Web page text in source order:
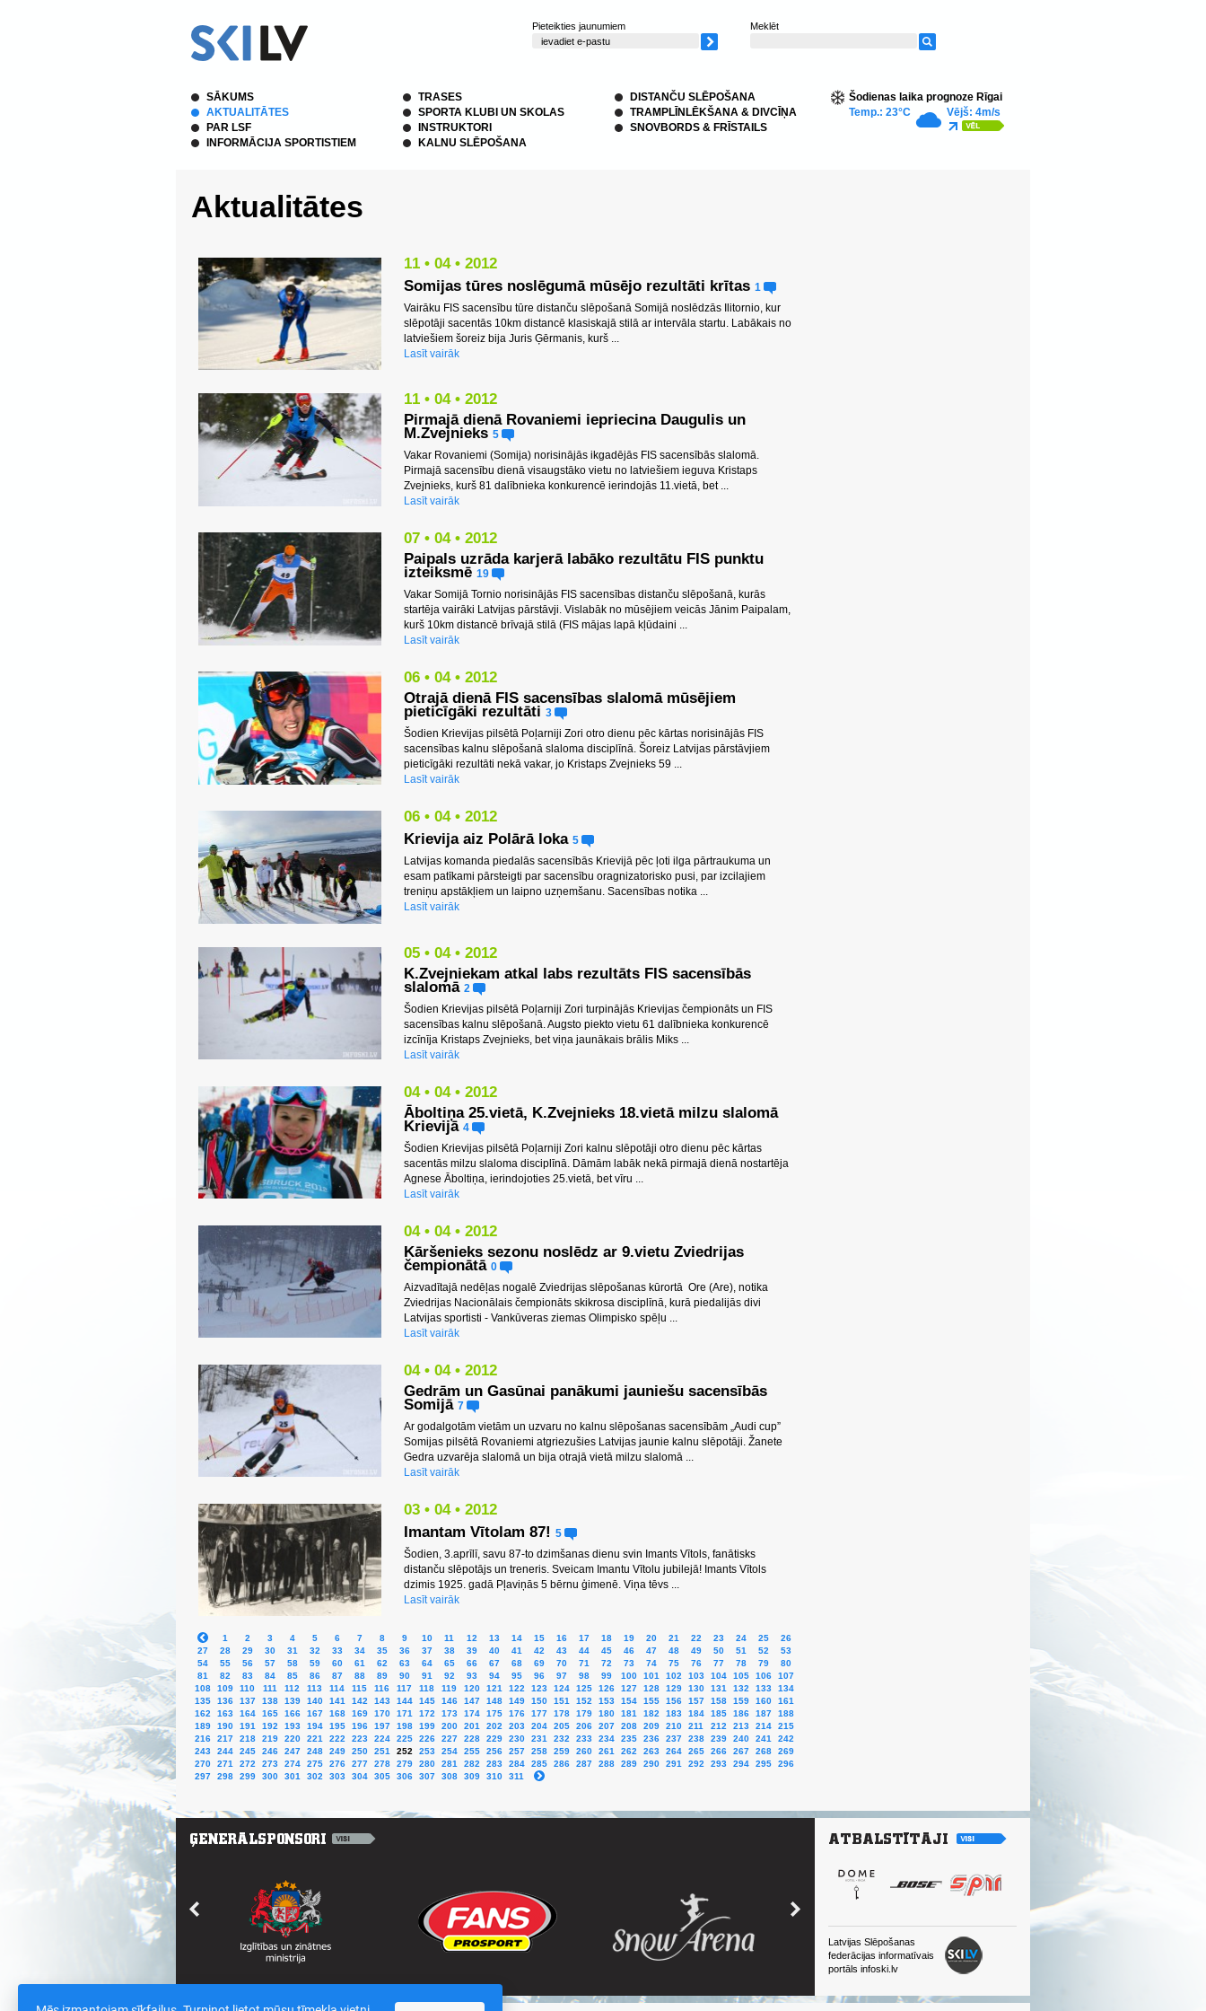
Pieteikties jaunumiem Meklēt
SĀKUMS
AKTUALITĀTES
PAR LSF
INFORMĀCIJA SPORTISTIEM
TRASES
SPORTA KLUBI UN SKOLAS
INSTRUKTORI
KALNU SLĒPOŠANA
DISTANČU SLĒPOŠANA
TRAMPLĪNLĒKŠANA & DIVCĪŅA
SNOVBORDS & FRĪSTAILS
Šodienas laika prognoze Rīgai
Temp.: 23°C
Vējš: 4m/s
Aktualitātes
11 • 04 • 2012
Somijas tūres noslēgumā mūsējo rezultāti krītas 1
Vairāku FIS sacensību tūre distanču slēpošanā Somijā noslēdzās Ilitornio, kur
slēpotāji sacentās 10km distancē klasiskajā stilā ar intervāla startu. Labākais no
latviešiem šoreiz bija Juris Ģērmanis, kurš ...
Lasīt vairāk
11 • 04 • 2012
Pirmajā dienā Rovaniemi iepriecina Daugulis un
M.Zvejnieks 5
Vakar Rovaniemi (Somija) norisinājās ikgadējās FIS sacensībās slalomā.
Pirmajā sacensību dienā visaugstāko vietu no latviešiem ieguva Kristaps
Zvejnieks, kurš 81 dalībnieka konkurencē ierindojās 11.vietā, bet ...
Lasīt vairāk
07 • 04 • 2012
Paipals uzrāda karjerā labāko rezultātu FIS punktu
izteiksmē 19
Vakar Somijā Tornio norisinājās FIS sacensības distanču slēpošanā, kurās
startēja vairāki Latvijas pārstāvji. Vislabāk no mūsējiem veicās Jānim Paipalam,
kurš 10km distancē brīvajā stilā (FIS mājas lapā kļūdaini ...
Lasīt vairāk
06 • 04 • 2012
Otrajā dienā FIS sacensības slalomā mūsējiem
pieticīgāki rezultāti 3
Šodien Krievijas pilsētā Poļarniji Zori otro dienu pēc kārtas norisinājās FIS
sacensības kalnu slēpošanā slaloma disciplīnā. Šoreiz Latvijas pārstāvjiem
pieticīgāki rezultāti nekā vakar, jo Kristaps Zvejnieks 59 ...
Lasīt vairāk
06 • 04 • 2012
Krievija aiz Polārā loka 5
Latvijas komanda piedalās sacensībās Krievijā pēc ļoti ilga pārtraukuma un
esam patīkami pārsteigti par sacensību oragnizatorisko pusi, par izcilajiem
treniņu apstākļiem un laipno uzņemšanu. Sacensības notika ...
Lasīt vairāk
05 • 04 • 2012
K.Zvejniekam atkal labs rezultāts FIS sacensībās
slalomā 2
Šodien Krievijas pilsētā Poļarniji Zori turpinājās Krievijas čempionāts un FIS
sacensības kalnu slēpošanā. Augsto piekto vietu 61 dalībnieka konkurencē
izcīnīja Kristaps Zvejnieks, bet viņa jaunākais brālis Miks ...
Lasīt vairāk
04 • 04 • 2012
Āboltiņa 25.vietā, K.Zvejnieks 18.vietā milzu slalomā
Krievijā 4
Šodien Krievijas pilsētā Poļarniji Zori kalnu slēpotāji otro dienu pēc kārtas
sacentās milzu slaloma disciplīnā. Dāmām labāk nekā pirmajā dienā nostartēja
Agnese Āboltiņa, ierindojoties 25.vietā, bet vīru ...
Lasīt vairāk
04 • 04 • 2012
Kāršenieks sezonu noslēdz ar 9.vietu Zviedrijas
čempionātā 0
Aizvadītajā nedēļas nogalē Zviedrijas slēpošanas kūrortā Ore (Are), notika
Zviedrijas Nacionālais čempionāts skikrosa disciplīnā, kurā piedalijās divi
Latvijas sportisti - Vankūveras ziemas Olimpisko spēļu ...
Lasīt vairāk
04 • 04 • 2012
Gedrām un Gasūnai panākumi jauniešu sacensībās
Somijā 7
Ar godalgotām vietām un uzvaru no kalnu slēpošanas sacensībām „Audi cup”
Somijas pilsētā Rovaniemi atgriezušies Latvijas jaunie kalnu slēpotāji. Žanete
Gedra uzvarēja slalomā un bija otrajā vietā milzu slalomā ...
Lasīt vairāk
03 • 04 • 2012
Imantam Vītolam 87! 5
Šodien, 3.aprīlī, savu 87-to dzimšanas dienu svin Imants Vītols, fanātisks
distanču slēpotājs un treneris. Sveicam Imantu Vītolu jubilejā! Imants Vītols
dzimis 1925. gadā Pļaviņās 5 bērnu ģimenē. Viņa tēvs ...
Lasīt vairāk
1 2 3 4 5 6 7 8 9 10 11 12 13 14 15 16 17 18 19 20 21 22 23 24 25
26
27
28 29 30 31 32 33 34 35 36 37 38 39 40 41 42 43 44 45 46 47 48 49 50 51 52
53
54
55 56 57 58 59 60 61 62 63 64 65 66 67 68 69 70 71 72 73 74 75 76 77 78 79
80
81
82 83 84 85 86 87 88 89 90 91 92 93 94 95 96 97 98 99 100 101 102 103 104 105 106
107
108
109 110 111 112 113 114 115 116 117 118 119 120 121 122 123 124 125 126 127 128 129 130 131 132 133
134
135
136 137 138 139 140 141 142 143 144 145 146 147 148 149 150 151 152 153 154 155 156 157 158 159 160
161
162
163 164 165 166 167 168 169 170 171 172 173 174 175 176 177 178 179 180 181 182 183 184 185 186 187
188
189
190 191 192 193 194 195 196 197 198 199 200 201 202 203 204 205 206 207 208 209 210 211 212 213 214
215
216
217 218 219 220 221 222 223 224 225 226 227 228 229 230 231 232 233 234 235 236 237 238 239 240 241
242
243
244 245 246 247 248 249 250 251 252 253 254 255 256 257 258 259 260 261 262 263 264 265 266 267 268
269
270
271 272 273 274 275 276 277 278 279 280 281 282 283 284 285 286 287 288 289 290 291 292 293 294 295
296
297
298 299 300 301 302 303 304 305 306 307 308 309 310 311
Latvijas Slēpošanas
federācijas informatīvais
portāls infoski.lv